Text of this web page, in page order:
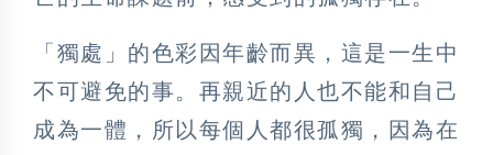
「獨處」的色彩因年齡而異，這是一生中
不可避免的事。再親近的人也不能和自己
成為一體，所以每個人都很孤獨，因為在